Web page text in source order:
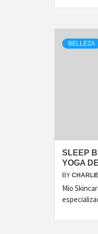
BELLEZA
SLEEP
YOGA
BY
Mio